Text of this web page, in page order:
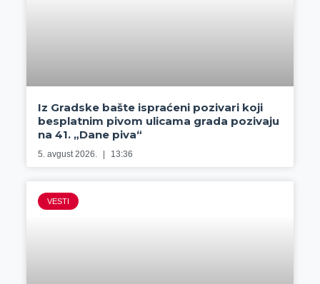
Iz Gradske bašte ispraćeni pozivari koji
besplatnim pivom ulicama grada pozivaju
na 41. „Dane piva“
5. avgust 2026. 13:36
VESTI